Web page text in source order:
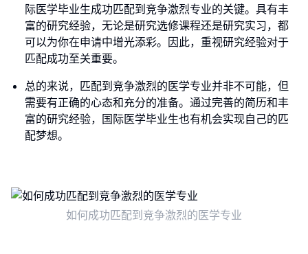
际医学毕业生成功匹配到竞争激烈专业的关键。具有丰
富的研究经验，无论是研究选修课程还是研究实习，都
可以为你在申请中增光添彩。因此，重视研究经验对于
匹配成功至关重要。
总的来说，匹配到竞争激烈的医学专业并非不可能，但
需要有正确的心态和充分的准备。通过完善的简历和丰
富的研究经验，国际医学毕业生也有机会实现自己的匹
配梦想。
如何成功匹配到竞争激烈的医学专业